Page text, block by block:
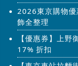
2026東京購物優
飾全整理
【優惠券】上野
17% 折扣